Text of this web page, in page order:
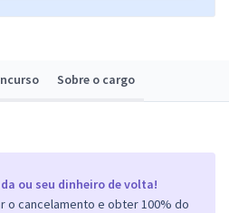
Sobre o cargo
ou seu dinheiro de volta!
o cancelamento e obter 100% do